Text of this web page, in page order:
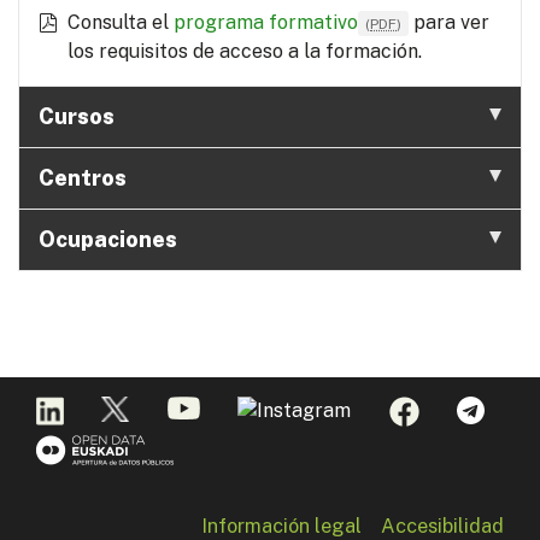
Consulta el programa formativo (PDF)
para ver
los requisitos de acceso a la formación.
Cursos
Centros
Ocupaciones
Información legal Accesibilidad